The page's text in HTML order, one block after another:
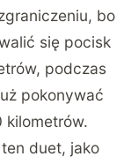
bo
się pocisk
podczas
pokonywać
kilometrów.
duet, jako